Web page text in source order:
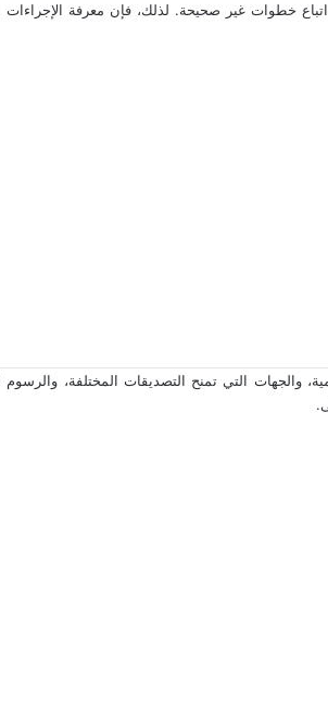
خطوات غير صحيحة. لذلك، فإن معرفة الإجراءات